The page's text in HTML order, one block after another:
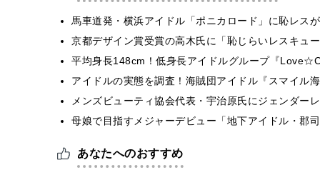
馬車道発・横浜アイドル「ポニカロード」に恥レス
京都デザイン賞受賞の高木氏に「恥じらいレスキュ
平均身長148cm！低身長アイドルグループ『
アイドルの実態を調査！海賊団アイドル『スマイル
メンズビューティ協会代表・宇治原氏にジェンダー
母娘で目指すメジャーデビュー「地下アイドル・郡
あなたへのおすすめ